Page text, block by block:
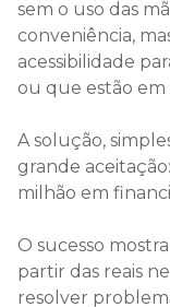
sem o uso das
conveniência,
acessibilidade
ou que estão
A solução,
grande
milhão em
O sucesso
partir das reais
resolver